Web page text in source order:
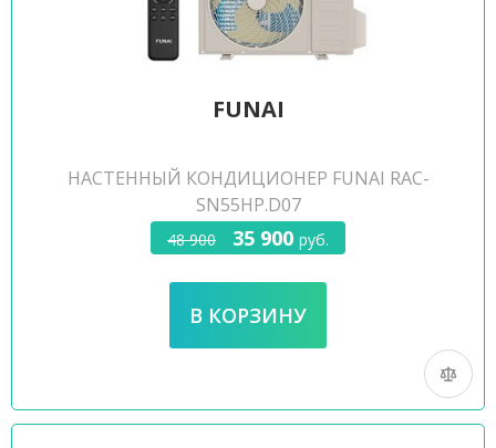
FUNAI
НАСТЕННЫЙ КОНДИЦИОНЕР FUNAI RAC-
SN55HP.D07
48 900 35 900 руб.